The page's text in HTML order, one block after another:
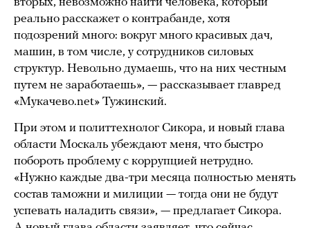
реально расскажет о контрабанде, хотя
подозрений много: вокруг много красивых дач,
машин, в том числе, у сотрудников силовых
структур. Невольно думаешь, что на них честным
путем не заработаешь», — рассказывает главред
«Мукачево.net» Тужинский.
При этом и политтехнолог Сикора, и новый глава
области Москаль убеждают меня, что быстро
побороть проблему с коррупцией нетрудно.
«Нужно каждые два-три месяца полностью менять
состав таможни и милиции — тогда они не будут
успевать наладить связи», — предлагает Сикора.